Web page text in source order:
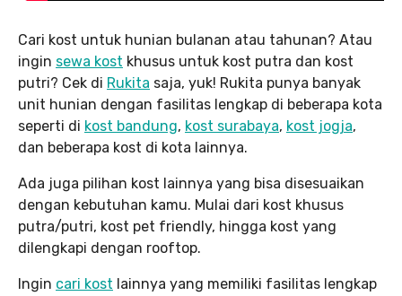
Cari kost untuk hunian bulanan atau tahunan? Atau
ingin sewa kost khusus untuk kost putra dan kost
putri? Cek di Rukita saja, yuk! Rukita punya banyak
unit hunian dengan fasilitas lengkap di beberapa kota
seperti di kost bandung, kost surabaya, kost jogja,
dan beberapa kost di kota lainnya.
Ada juga pilihan kost lainnya yang bisa disesuaikan
dengan kebutuhan kamu. Mulai dari kost khusus
putra/putri, kost pet friendly, hingga kost yang
dilengkapi dengan rooftop.
Ingin cari kost lainnya yang memiliki fasilitas lengkap